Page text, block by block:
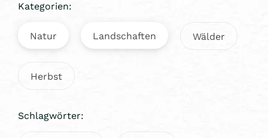
Kategorien:
Natur Landschaften Wälder
Herbst
Schlagwörter: